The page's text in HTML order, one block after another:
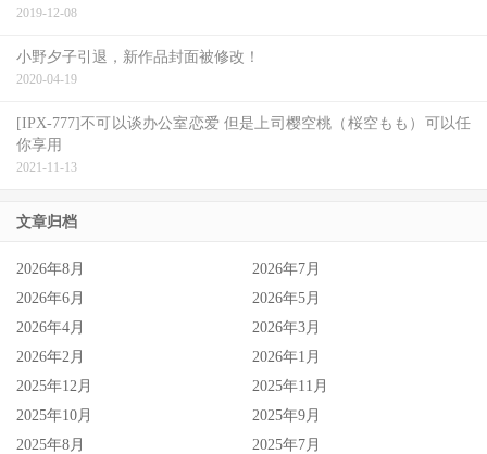
2019-12-08
小野夕子引退，新作品封面被修改！
2020-04-19
[IPX-777]不可以谈办公室恋爱 但是上司樱空桃（桜空もも）可以任
你享用
2021-11-13
文章归档
2026年8月
2026年7月
2026年6月
2026年5月
2026年4月
2026年3月
2026年2月
2026年1月
2025年12月
2025年11月
2025年10月
2025年9月
2025年8月
2025年7月